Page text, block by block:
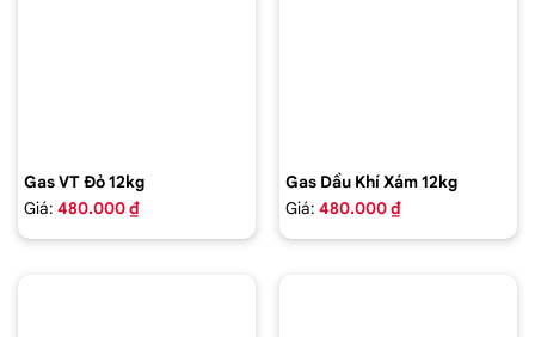
Gas VT Đỏ 12kg
Giá: 480.000 ₫
Gas Dầu Khí Xám 12kg
Giá: 480.000 ₫